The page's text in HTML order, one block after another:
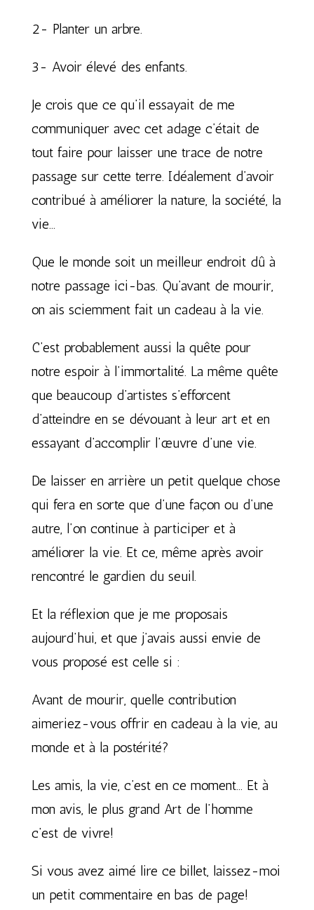
2- Planter un arbre.
3- Avoir élevé des enfants.
Je crois que ce qu’il essayait de me
communiquer avec cet adage c’était de
tout faire pour laisser une trace de notre
passage sur cette terre. Idéalement d’avoir
contribué à améliorer la nature, la société, la
vie…
Que le monde soit un meilleur endroit dû à
notre passage ici-bas. Qu’avant de mourir,
on ais sciemment fait un cadeau à la vie.
C’est probablement aussi la quête pour
notre espoir à l’immortalité. La même quête
que beaucoup d’artistes s’efforcent
d’atteindre en se dévouant à leur art et en
essayant d’accomplir l’œuvre d’une vie.
De laisser en arrière un petit quelque chose
qui fera en sorte que d’une façon ou d’une
autre, l’on continue à participer et à
améliorer la vie. Et ce, même après avoir
rencontré le gardien du seuil.
Et la réflexion que je me proposais
aujourd’hui, et que j’avais aussi envie de
vous proposé est celle si :
Avant de mourir, quelle contribution
aimeriez-vous offrir en cadeau à la vie, au
monde et à la postérité?
Les amis, la vie, c’est en ce moment… Et à
mon avis, le plus grand Art de l’homme
c’est de vivre!
Si vous avez aimé lire ce billet, laissez-moi
un petit commentaire en bas de page!